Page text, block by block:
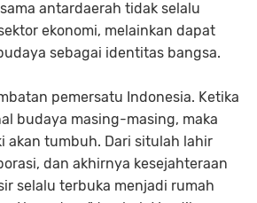
antardaerah tidak selalu
ekonomi, melainkan dapat
sebagai identitas bangsa.
pemersatu Indonesia. Ketika
budaya masing-masing, maka
akan tumbuh. Dari situlah lahir
dan akhirnya kesejahteraan
selalu terbuka menjadi rumah